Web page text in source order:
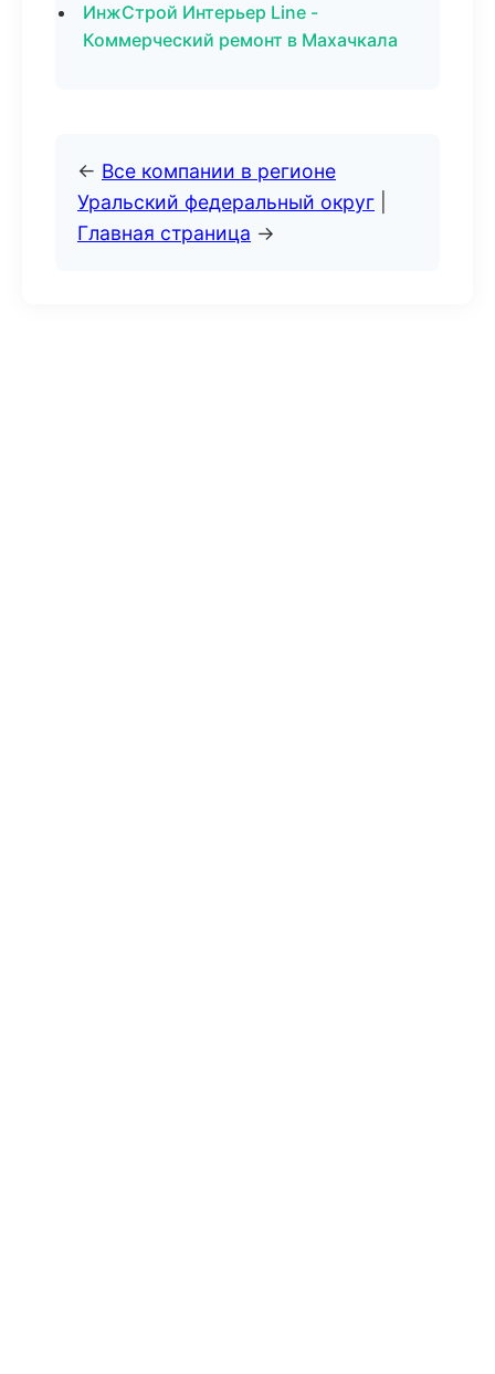
ИнжСтрой Интерьер Line -
Коммерческий ремонт в Махачкала
← Все компании в регионе
Уральский федеральный округ
Главная страница →